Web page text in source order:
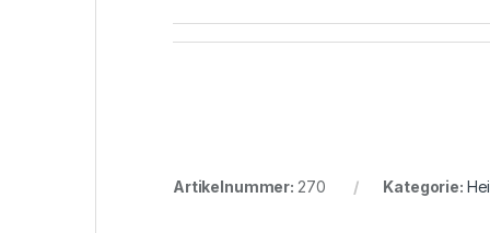
Artikelnummer: 270 Kategorie: